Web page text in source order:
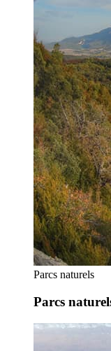
Parcs naturels
Parcs